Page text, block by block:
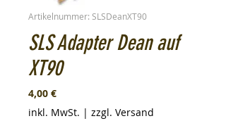
Artikelnummer: SLSDeanXT90
SLS Adapter Dean auf
XT90
4,00 €Preis
inkl. MwSt. | zzgl. Versand